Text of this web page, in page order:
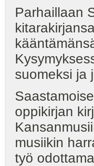
Parhaillaan
suomeksi ja
oppikirjan
musiikin
työ